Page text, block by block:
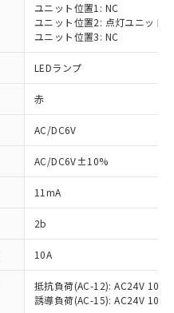
ユニット位置1: NC
ユニット位置2: 点灯ユニット
ユニット位置3: NC
LEDランプ
赤
AC/DC6V
AC/DC6V±10%
11mA
2b
10A
抵抗負荷(AC-12): AC24V 10A/
誘導負荷(AC-15): AC24V
だき、同意のうえ
制御機器事業取扱
および標準価格
いただくもので
取扱商品の中には、
指令（10物質）の
提供可能な商品で
（10物質）の非含
替える予定のある
指令（10物質）の
、対応品を出す予
指令（10物質）の
中または確認中の
など無形物で、有
商品です。
非含有部品として
有率が中国RoHSの
示します。
有率が中国RoHSの